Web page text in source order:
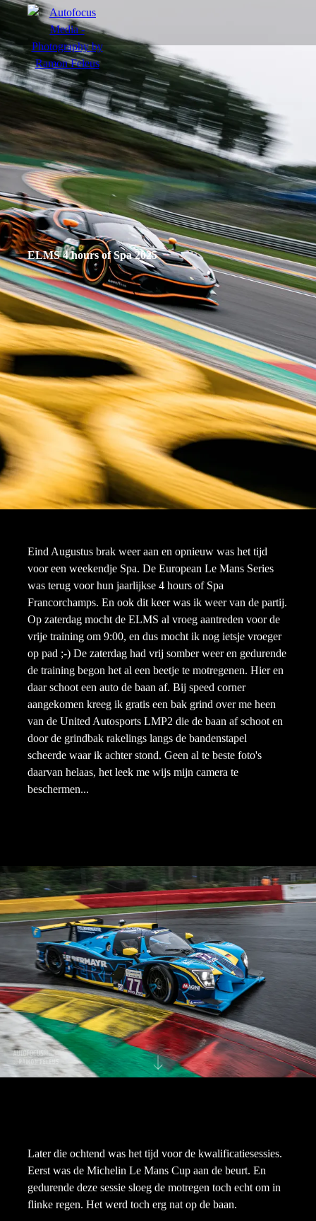
Actie
Portretten
Sfeer
nl
ELMS 4 hours of Spa 2025
Eind Augustus brak weer aan en opnieuw was het tijd
voor een weekendje Spa. De European Le Mans Series
was terug voor hun jaarlijkse 4 hours of Spa
Francorchamps. En ook dit keer was ik weer van de partij.
Op zaterdag mocht de ELMS al vroeg aantreden voor de
vrije training om 9:00, en dus mocht ik nog ietsje vroeger
op pad ;-) De zaterdag had vrij somber weer en gedurende
de training begon het al een beetje te motregenen. Hier en
daar schoot een auto de baan af. Bij speed corner
aangekomen kreeg ik gratis een bak grind over me heen
van de United Autosports LMP2 die de baan af schoot en
door de grindbak rakelings langs de bandenstapel
scheerde waar ik achter stond. Geen al te beste foto's
daarvan helaas, het leek me wijs mijn camera te
beschermen...
Later die ochtend was het tijd voor de kwalificatiesessies.
Eerst was de Michelin Le Mans Cup aan de beurt. En
gedurende deze sessie sloeg de motregen toch echt om in
flinke regen. Het werd toch erg nat op de baan.